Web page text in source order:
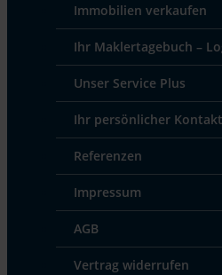
Immobilien verkaufen
Ihr Maklertagebuch –
Unser Service Plus
Ihr persönlicher
Referenzen
Impressum
AGB
Vertrag widerrufen